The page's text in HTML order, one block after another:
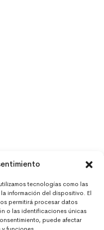
tecnologías como las
información del dispositivo. El
permitirá procesar datos
o las identificaciones únicas
puede afectar